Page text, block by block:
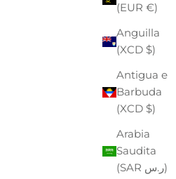
(EUR €)
Anguilla
(XCD $)
Antigua e
Barbuda
(XCD $)
Arabia
Saudita
(SAR ر.س)
EASTPAK
TROLLEY EASTPAK